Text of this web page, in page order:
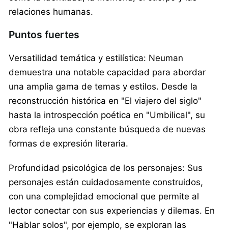
relaciones humanas.
Puntos fuertes
Versatilidad temática y estilística: Neuman
demuestra una notable capacidad para abordar
una amplia gama de temas y estilos. Desde la
reconstrucción histórica en "El viajero del siglo"
hasta la introspección poética en "Umbilical", su
obra refleja una constante búsqueda de nuevas
formas de expresión literaria.​
Profundidad psicológica de los personajes: Sus
personajes están cuidadosamente construidos,
con una complejidad emocional que permite al
lector conectar con sus experiencias y dilemas. En
"Hablar solos", por ejemplo, se exploran las